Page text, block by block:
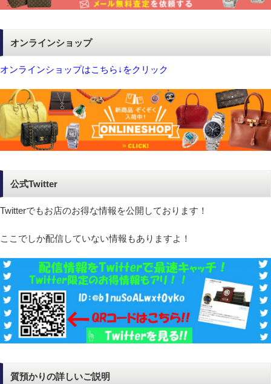
オンラインショップ
オンラインショップはこちら↓をクリック
公式Twitter
Twitterでもお店のお得な情報を公開しております！
ここでしか配信していない情報もありますよ！
質預かりの詳しいご説明